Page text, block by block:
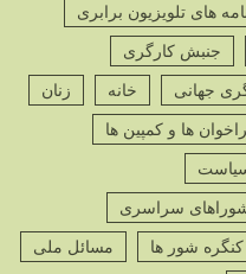
های تلویزیون برابری
جنبش کارگری
جهانی خانه
زنان
ها و کمپین ها
سراسری
شور ها
مسائل ملی